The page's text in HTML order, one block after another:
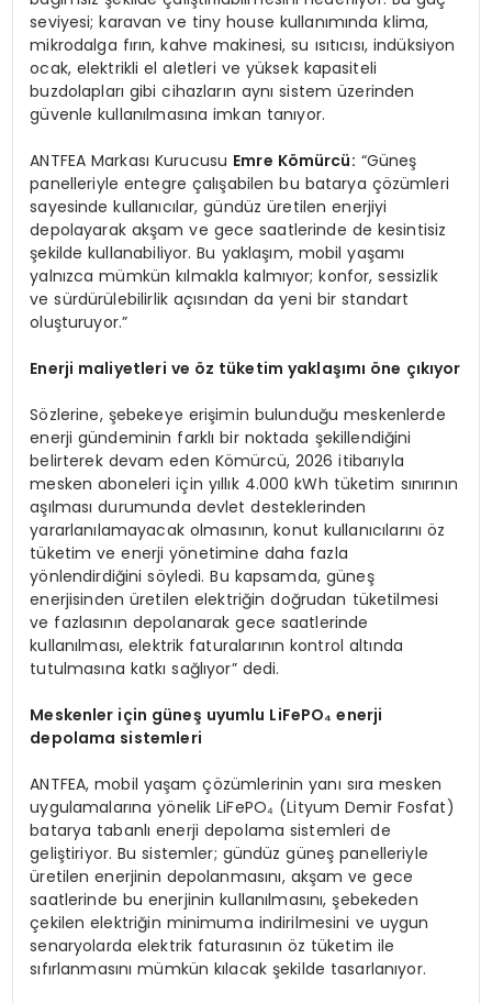
seviyesi; karavan ve tiny house kullanımında klima,
mikrodalga fırın, kahve makinesi, su ısıtıcısı, indüksiyon
ocak, elektrikli el aletleri ve yüksek kapasiteli
buzdolapları gibi cihazların aynı sistem üzerinden
güvenle kullanılmasına imkan tanıyor.
ANTFEA Markası Kurucusu Emre Kömürcü: “Güneş
panelleriyle entegre çalışabilen bu batarya çözümleri
sayesinde kullanıcılar, gündüz üretilen enerjiyi
depolayarak akşam ve gece saatlerinde de kesintisiz
şekilde kullanabiliyor. Bu yaklaşım, mobil yaşamı
yalnızca mümkün kılmakla kalmıyor; konfor, sessizlik
ve sürdürülebilirlik açısından da yeni bir standart
oluşturuyor.”
Enerji maliyetleri ve öz tüketim yaklaşımı öne çıkıyor
Sözlerine, şebekeye erişimin bulunduğu meskenlerde
enerji gündeminin farklı bir noktada şekillendiğini
belirterek devam eden Kömürcü, 2026 itibarıyla
mesken aboneleri için yıllık 4.000 kWh tüketim sınırının
aşılması durumunda devlet desteklerinden
yararlanılamayacak olmasının, konut kullanıcılarını öz
tüketim ve enerji yönetimine daha fazla
yönlendirdiğini söyledi. Bu kapsamda, güneş
enerjisinden üretilen elektriğin doğrudan tüketilmesi
ve fazlasının depolanarak gece saatlerinde
kullanılması, elektrik faturalarının kontrol altında
tutulmasına katkı sağlıyor” dedi.
Meskenler için güneş uyumlu LiFePO₄ enerji
depolama sistemleri
ANTFEA, mobil yaşam çözümlerinin yanı sıra mesken
uygulamalarına yönelik LiFePO₄ (Lityum Demir Fosfat)
batarya tabanlı enerji depolama sistemleri de
geliştiriyor. Bu sistemler; gündüz güneş panelleriyle
üretilen enerjinin depolanmasını, akşam ve gece
saatlerinde bu enerjinin kullanılmasını, şebekeden
çekilen elektriğin minimuma indirilmesini ve uygun
senaryolarda elektrik faturasının öz tüketim ile
sıfırlanmasını mümkün kılacak şekilde tasarlanıyor.